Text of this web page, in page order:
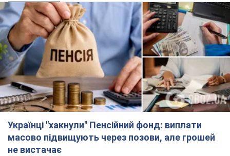
Українці "хакнули" Пенсійний фонд: виплати
масово підвищують через позови, але грошей
не вистачає